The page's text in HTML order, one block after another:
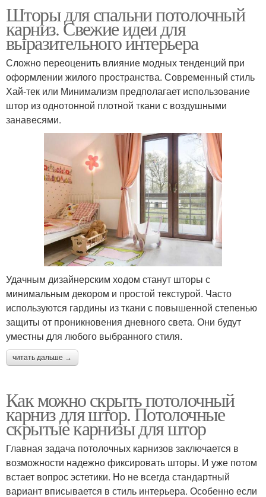
Шторы для спальни потолочный
карниз. Свежие идеи для
выразительного интерьера
Сложно переоценить влияние модных тенденций при
оформлении жилого пространства. Современный стиль
Хай-тек или Минимализм предполагает использование
штор из однотонной плотной ткани с воздушными
занавесями.
Удачным дизайнерским ходом станут шторы с
минимальным декором и простой текстурой. Часто
используются гардины из ткани с повышенной степенью
защиты от проникновения дневного света. Они будут
уместны для любого выбранного стиля.
читать дальше →
Как можно скрыть потолочный
карниз для штор. Потолочные
скрытые карнизы для штор
Главная задача потолочных карнизов заключается в
возможности надежно фиксировать шторы. И уже потом
встает вопрос эстетики. Но не всегда стандартный
вариант вписывается в стиль интерьера. Особенно если